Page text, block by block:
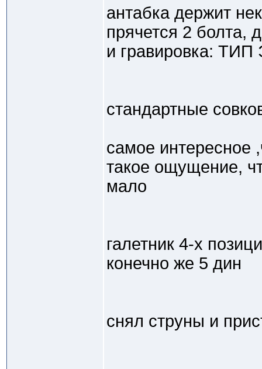
антабка держит
прячется 2 болта,
и гравировка:
стандартные
самое интересное
такое ощущение,
мало
галетник 4-х
конечно же 5 дин
снял струны и